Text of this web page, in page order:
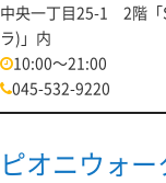
中央一丁目25-1 2階「
ラ)」内
10:00～21:00
045-532-9220
ピオニウォ